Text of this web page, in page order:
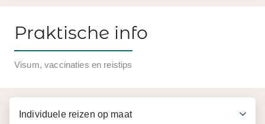
Praktische info
Visum, vaccinaties en reistips
Individuele reizen op maat